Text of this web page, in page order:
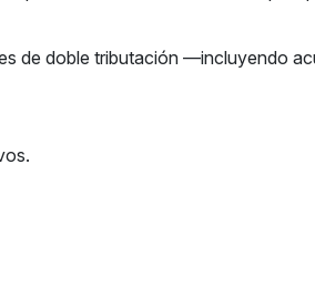
de doble tributación —incluyendo